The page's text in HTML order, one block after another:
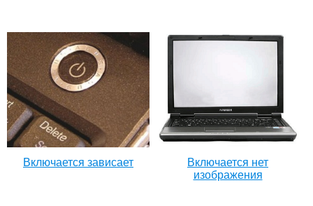
Включается зависает
Включается нет
изображения